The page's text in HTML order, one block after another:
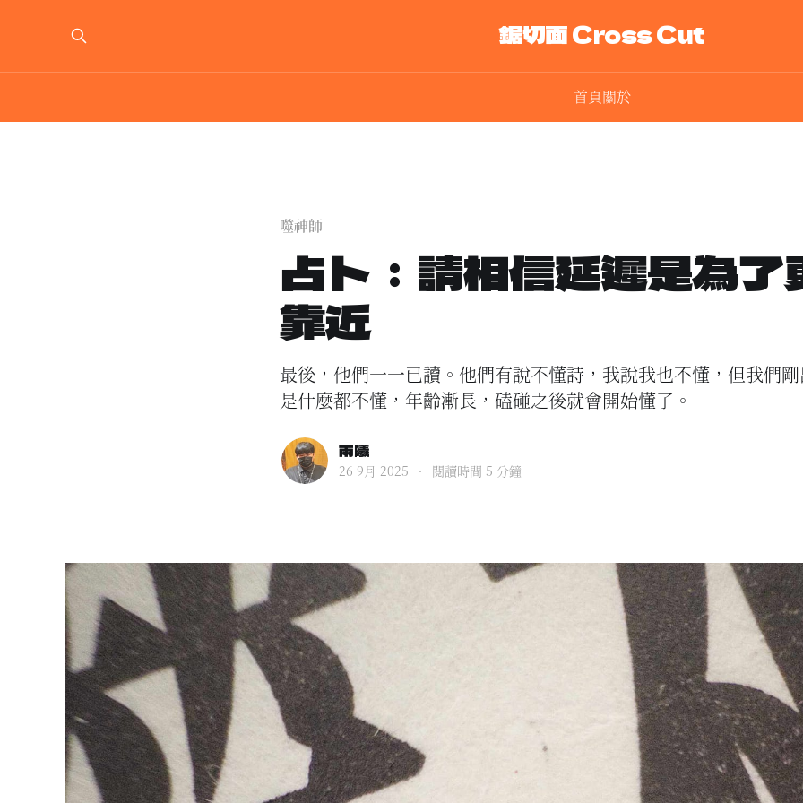
鋸切面 Cross Cut
首頁關於
噬神師
占卜：請相信延遲是為了
靠近
最後，他們一一已讀。他們有說不懂詩，我說我也不懂，但我們
是什麼都不懂，年齡漸長，磕碰之後就會開始懂了。
雨曦
26 9月 2025 • 閱讀時間 5 分鐘